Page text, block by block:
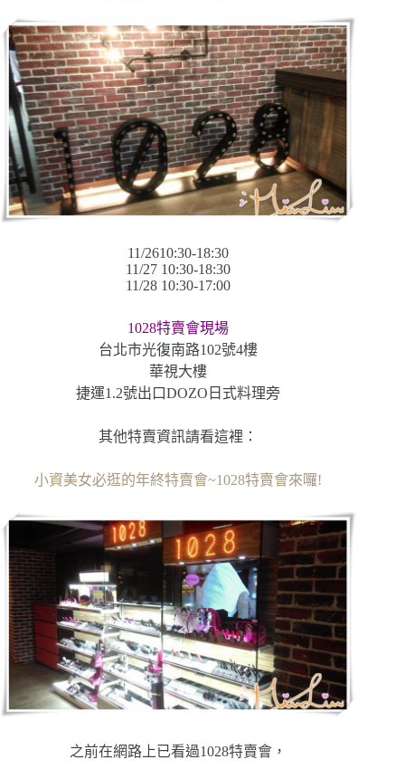
11/2610:30-18:30
11/27 10:30-18:30
11/28 10:30-17:00
1028特賣會現場
台北市光復南路102號4樓
華視大樓
捷運1.2號出口DOZO日式料理旁
其他特賣資訊請看這裡：
小資美女必逛的年終特賣會~1028特賣會來囉!
之前在網路上已看過1028特賣會，